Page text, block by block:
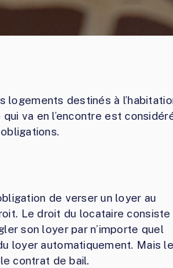
logements destinés à
va en l’encontre est
de verser un loyer au
Le droit du locataire consiste
son loyer par n’importe quel
loyer automatiquement. Mais le
contrat de bail.